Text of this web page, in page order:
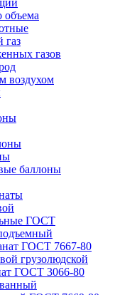
объема
газ
газов
воздухом
баллоны
ГОСТ
ГОСТ 7667-80
грузолюдской
ГОСТ 3066-80